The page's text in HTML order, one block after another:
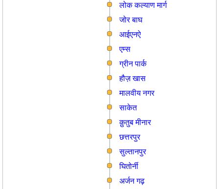
लोक कल्याण मार्ग
जोर बाघ
आईएनऐ
एम्स
ग्रीन पार्क
हौज़ खास
मालवीय नगर
साकेत
क़ुतुब मीनार
छत्तरपुर
सुल्तानपुर
घितोर्नी
अर्जन गढ़